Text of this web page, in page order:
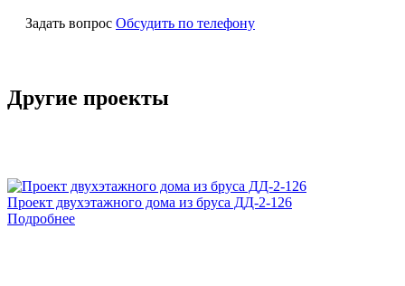
Задать вопрос Обсудить по телефону
Другие проекты
Проект двухэтажного дома из бруса ДД-2-126
Подробнее